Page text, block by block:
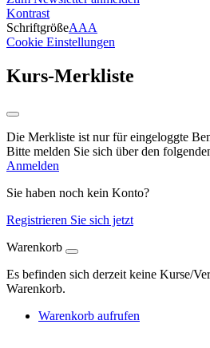
Kontrast
SchriftgrößeAAA
Cookie Einstellungen
Kurs-Merkliste
Die Merkliste ist nur für eingeloggte
Bitte melden Sie sich über den
Anmelden
Sie haben noch kein Konto?
Registrieren Sie sich jetzt
Warenkorb
Es befinden sich derzeit keine Kurse/
Warenkorb.
Warenkorb aufrufen